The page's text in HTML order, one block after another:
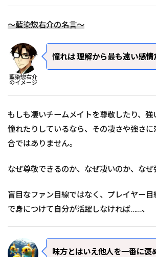
～藍染惣右介の名言～
藍染惣右介
のイメージ
憧れは 理解から最も遠い感情
もしも凄いチームメイトを尊敬したり、強
憧れたりしているなら、その凄さや強さ
合ではありません。
なぜ尊敬できるのか、なぜ凄いのか、なぜ
盲目なファン目線ではなく、プレイヤー
で身につけて自分が活躍しなければ……、
味方とはいえ他人を一番に褒